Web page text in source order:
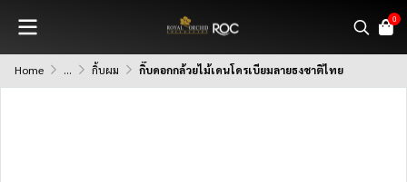
0
Home ... กิ้บผม กิ๊บดอกกล้วยไม้เดนโดรเบียมลายธงชาติไทย